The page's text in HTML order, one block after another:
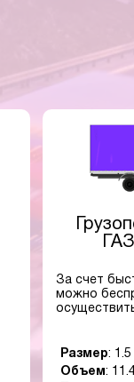
За счет
можно
Размер:
Объем: